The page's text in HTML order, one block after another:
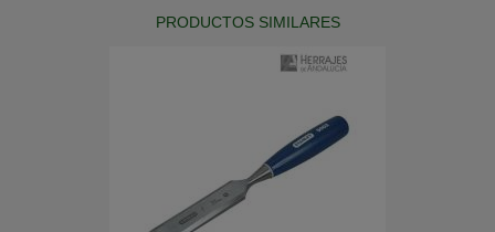
PRODUCTOS SIMILARES